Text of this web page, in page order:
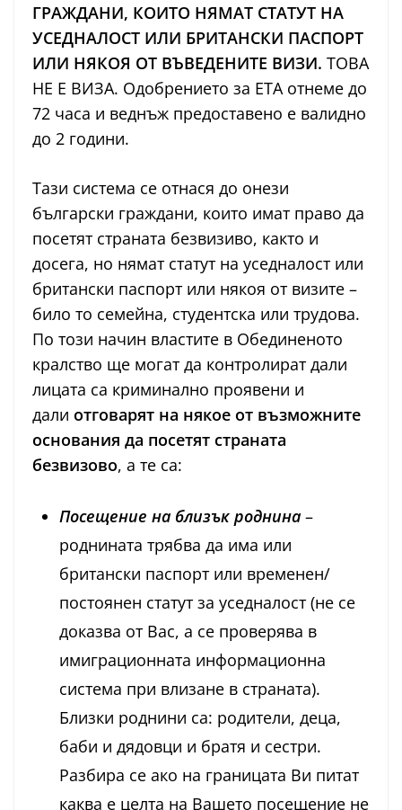
ГРАЖДАНИ, КОИТО НЯМАТ СТАТУТ НА
УСЕДНАЛОСТ ИЛИ БРИТАНСКИ ПАСПОРТ
ИЛИ НЯКОЯ ОТ ВЪВЕДЕНИТЕ ВИЗИ. ТОВА
НЕ Е ВИЗА. Одобрението за ETA отнеме до
72 часа и веднъж предоставено е валидно
до 2 години.
Тази система се отнася до онези
български граждани, които имат право да
посетят страната безвизиво, както и
досега, но нямат статут на уседналост или
британски паспорт или някоя от визите –
било то семейна, студентска или трудова.
По този начин властите в Обединеното
кралство ще могат да контролират дали
лицата са криминално проявени и
дали отговарят на някое от възможните
основания да посетят страната
безвизово, а те са:
Посещение на близък роднина –
роднината трябва да има или
британски паспорт или временен/
постоянен статут за уседналост (не се
доказва от Вас, а се проверява в
имиграционната информационна
система при влизане в страната).
Близки роднини са: родители, деца,
баби и дядовци и братя и сестри.
Разбира се ако на границата Ви питат
каква е целта на Вашето посещение не